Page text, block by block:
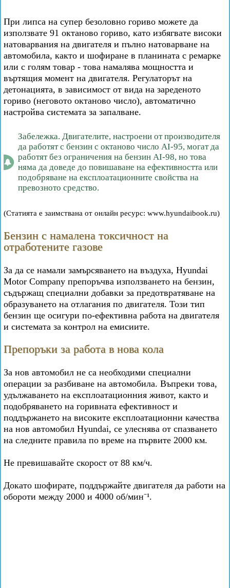
При липса на супер безоловно гориво можете да
използвате 91 октаново гориво, като избягвате високи
натоварвания на двигателя и пълно натоварване на
автомобила, както и шофиране в планината с ремарке
или с голям товар - това намалява мощността и
въртящия момент на двигателя. Регулаторът на
детонацията, в зависимост от вида на зареденото
гориво (неговото октаново число), автоматично
настройва системата за запалване.
Забележка. Двигателите, настроени от производителя
да работят с бензин с октаново число AI-95, могат да
работят без ограничения на бензин AI-98, но това
няма да доведе до повишаване на ефективността или
подобряване на експлоатационните свойства на
превозното средство.
(Статията е заимствана от онлайн ресурс: www.hyundaibook.ru)
Бензин с намалена токсичност на
отработените газове
За да се намали замърсяването на въздуха, Hyundai
Motor Company препоръчва използването на бензин,
съдържащ специални добавки за предотвратяване на
образуването на отлагания по двигателя. Този тип
бензин ще осигури по-ефективна работа на двигателя
и системата за контрол на емисиите.
Препоръки за работа в нова кола
За нов автомобил не са необходими специални
операции за разбиване на автомобила. Въпреки това,
удължаването на експлоатационния живот, както и
подобряването на горивната ефективност и
поддържането на високите експлоатационни качества
на нов автомобил Hyundai, се улеснява от спазването
на следните правила по време на първите 2000 км.
Не превишавайте скорост от 88 км/ч.
Докато шофирате, поддържайте двигателя да работи на
обороти между 2000 и 4000 об/мин⁻¹.